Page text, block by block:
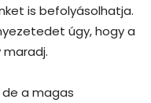
is befolyásolhatja.
úgy, hogy a
de a magas